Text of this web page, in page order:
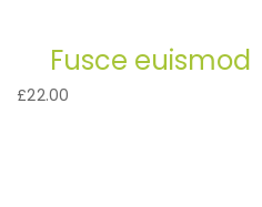
Fusce euismod
£22.00